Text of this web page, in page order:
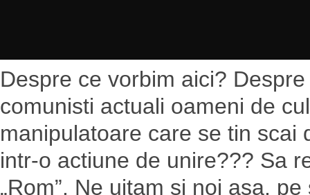
Despre ce vorbim aici?
comunisti actuali oameni de
manipulatoare care se tin scai
intr-o actiune de unire??? Sa
„Rom”. Ne uitam si noi asa,